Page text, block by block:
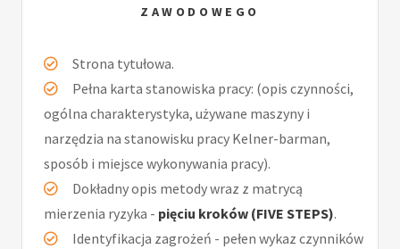
ZAWODOWEGO
Strona tytułowa.
Pełna karta stanowiska pracy: (opis czynności,
ogólna charakterystyka, używane maszyny i
narzędzia na stanowisku pracy Kelner-barman,
sposób i miejsce wykonywania pracy).
Dokładny opis metody wraz z matrycą
mierzenia ryzyka - pięciu kroków (FIVE STEPS).
Identyfikacja zagrożeń - pełen wykaz czynników